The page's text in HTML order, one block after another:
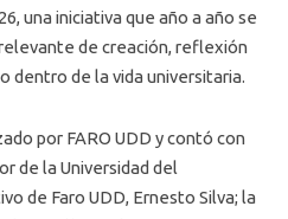
una iniciativa que año a año se
de creación, reflexión
dentro de la vida universitaria.
por FARO UDD y contó con
de la Universidad del
de Faro UDD, Ernesto Silva; la